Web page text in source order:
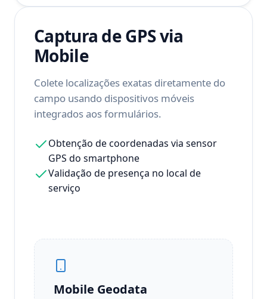
Captura de GPS via
Mobile
Colete localizações exatas diretamente do
campo usando dispositivos móveis
integrados aos formulários.
Obtenção de coordenadas via sensor
GPS do smartphone
Validação de presença no local de
serviço
Mobile Geodata